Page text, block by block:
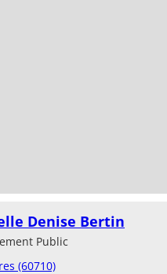
Denise Bertin
Public
(60710)